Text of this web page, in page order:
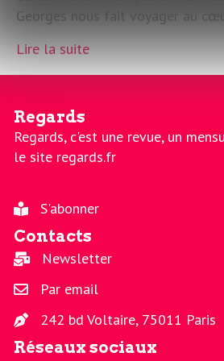
Georges nous fait voyager au
Lire la suite
Regards
Regards, c'est une revue, un
le site regards.fr
S'abonner
Contacts
Newsletter
Par email
242 bd Voltaire, 75011 Paris
Réseaux sociaux